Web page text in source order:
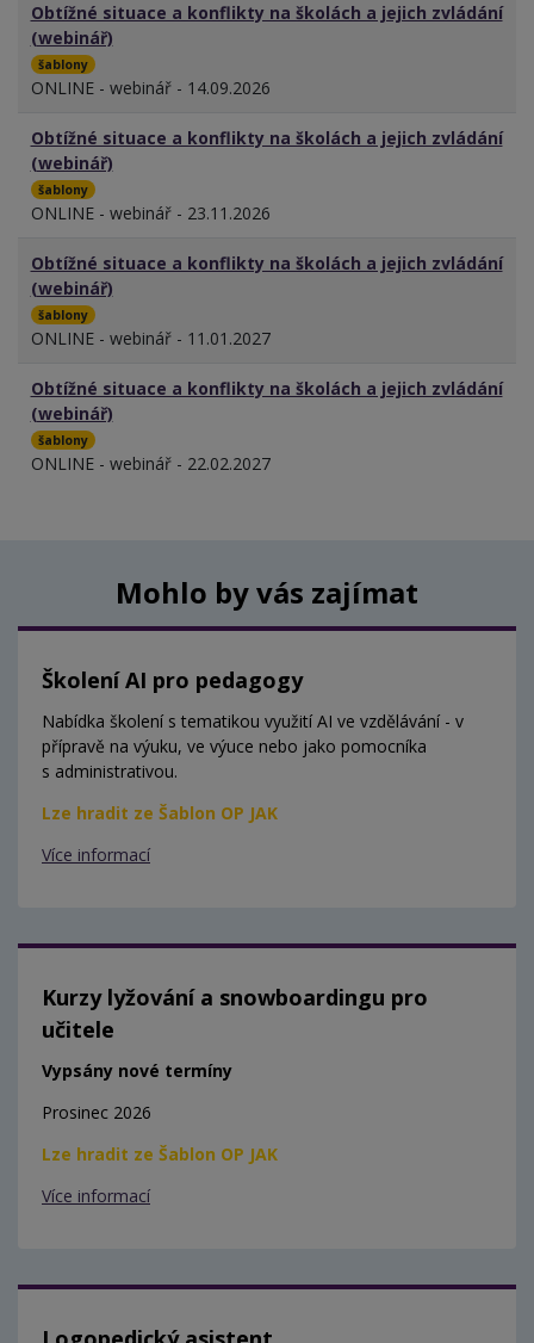
Obtížné situace a konflikty na školách a jejich zvládání
(webinář)
šablony
ONLINE - webinář - 14.09.2026
Obtížné situace a konflikty na školách a jejich zvládání
(webinář)
šablony
ONLINE - webinář - 23.11.2026
Obtížné situace a konflikty na školách a jejich zvládání
(webinář)
šablony
ONLINE - webinář - 11.01.2027
Obtížné situace a konflikty na školách a jejich zvládání
(webinář)
šablony
ONLINE - webinář - 22.02.2027
Mohlo by vás zajímat
Školení AI pro pedagogy
Nabídka školení s tematikou využití AI ve vzdělávání - v
přípravě na výuku, ve výuce nebo jako pomocníka
s administrativou.
Lze hradit ze Šablon OP JAK
Více informací
Kurzy lyžování a snowboardingu pro
učitele
Vypsány nové termíny
Prosinec 2026
Lze hradit ze Šablon OP JAK
Více informací